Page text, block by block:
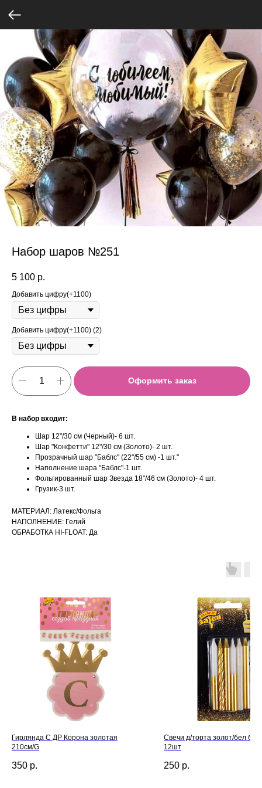
Набор шаров №251
5 100 р.
Добавить цифру(+1100)
Добавить цифру(+1100) (2)
Оформить заказ
В набор входит:
Шар 12"/30 см (Черный)- 6 шт.
Шар "Конфетти" 12"/30 см (Золото)- 2 шт.
Прозрачный шар "Баблс" (22"/55 см) -1 шт."
Наполнение шара "Баблс"-1 шт.
Фольгированный шар Звезда 18"/46 см (Золото)- 4 шт.
Грузик-3 шт.
МАТЕРИАЛ: Латекс/Фольга
НАПОЛНЕНИЕ: Гелий
ОБРАБОТКА HI-FLOAT: Да
Гирлянда С ДР Корона золотая
210см/G
350 р.
Свечи д/торта золот/бел
12шт
250 р.